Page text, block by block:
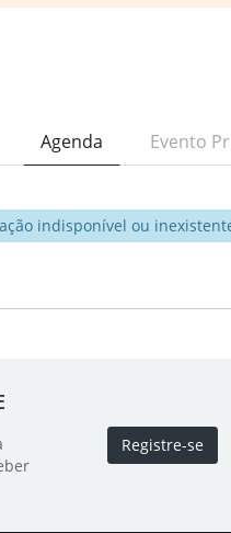
Agenda Evento
indisponível ou
Registre-se